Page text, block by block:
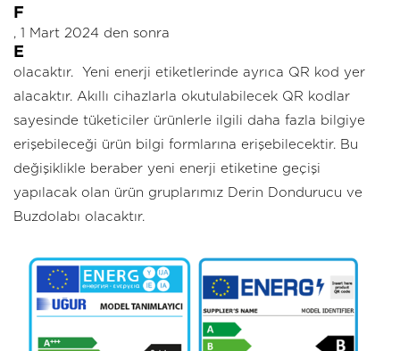
F
, 1 Mart 2024 den sonra
E
olacaktır. Yeni enerji etiketlerinde ayrıca QR kod yer
alacaktır. Akıllı cihazlarla okutulabilecek QR kodlar
sayesinde tüketiciler ürünlerle ilgili daha fazla bilgiye
erişebileceği ürün bilgi formlarına erişebilecektir. Bu
değişiklikle beraber yeni enerji etiketine geçişi
yapılacak olan ürün gruplarımız Derin Dondurucu ve
Buzdolabı olacaktır.